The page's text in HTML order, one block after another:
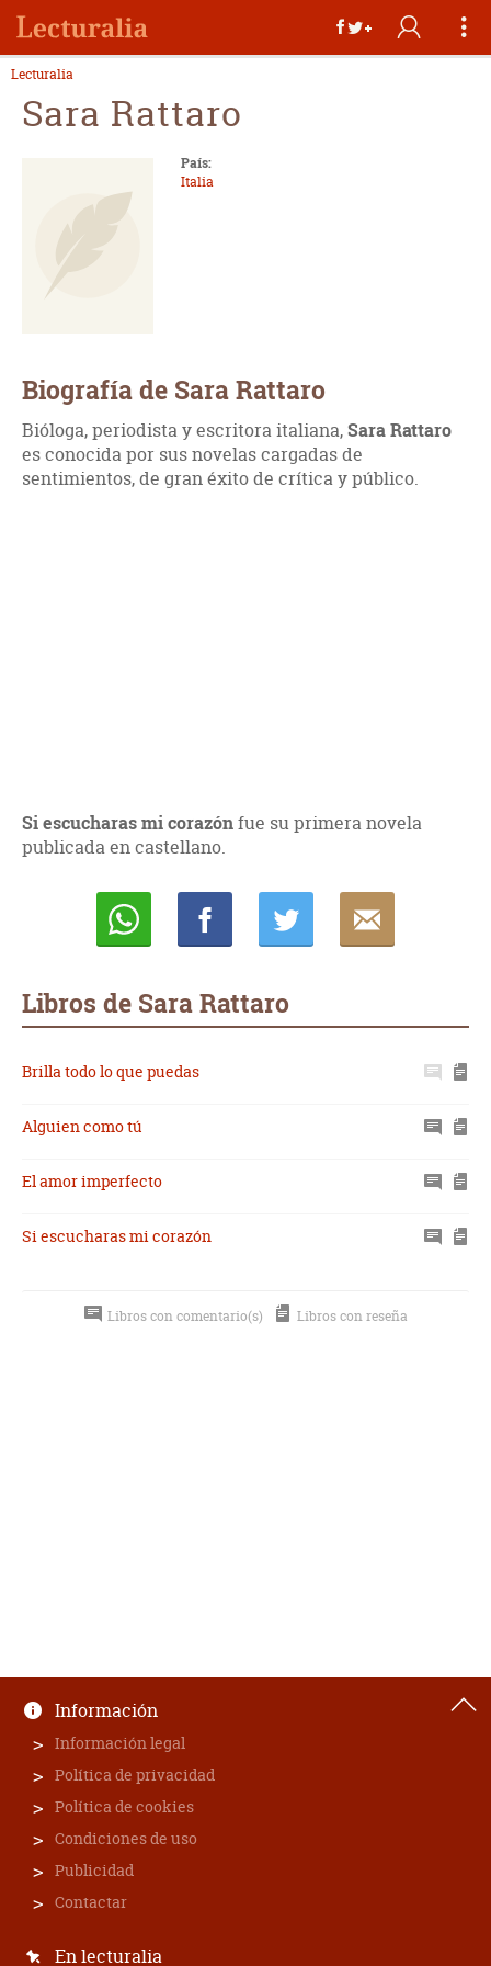
Lecturalia
Sara Rattaro
País:
Italia
Biografía de Sara Rattaro
Bióloga, periodista y escritora italiana,Sara Rattaro
es conocida por sus novelas cargadas de
sentimientos, de gran éxito de crítica y público.
Si escucharas mi corazónfue su primera novela
publicada en castellano.
Libros de Sara Rattaro
Brilla todo lo que puedas
Alguien como tú
El amor imperfecto
Si escucharas mi corazón
Libros con comentario(s) Libros con reseña
Información
Información legal
Política de privacidad
Política de cookies
Condiciones de uso
Publicidad
Contactar
En lecturalia